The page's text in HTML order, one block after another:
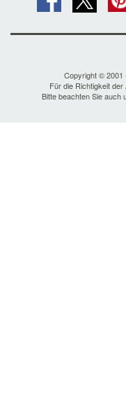
Copyright © 2001
Für die Richtigkeit
Bitte beachten Sie auch